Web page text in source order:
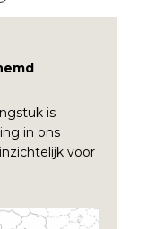
is
in ons
voor